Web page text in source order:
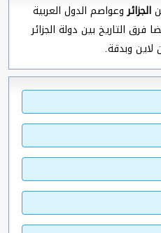
الجزائروعواصم الدول العربية
فرق التاريخ بين دولة الجزائر
لاين وبدقة.